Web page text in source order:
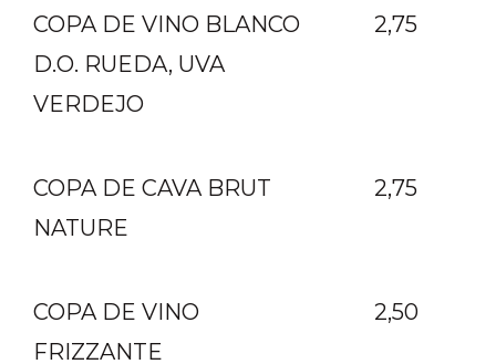
2,75
COPA DE VINO BLANCO
D.O. RUEDA, UVA
VERDEJO
COPA DE CAVA BRUT
NATURE
2,75
COPA DE VINO
FRIZZANTE
2,50